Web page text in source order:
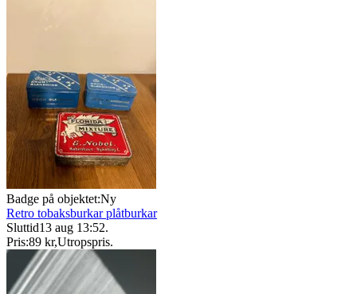
Badge på objektet:Ny
Retro tobaksburkar plåtburkar
Sluttid13 aug 13:52.
Pris:89 kr,Utropspris.